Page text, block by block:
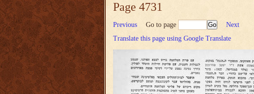
Page 4731
Previous Go to page
Next
Translate this page using Google Translate